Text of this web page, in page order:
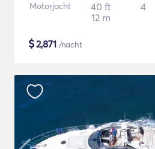
Motorjacht
40 ft
12 m
4
$2,871 /nacht